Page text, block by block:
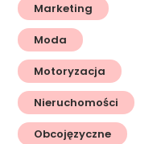
Marketing
Moda
Motoryzacja
Nieruchomości
Obcojęzyczne